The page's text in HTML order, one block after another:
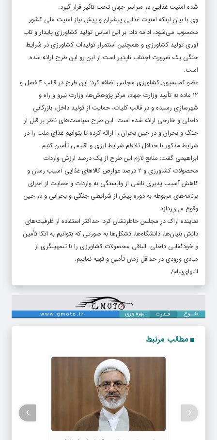
شده امنیت غذایی در سراسر جهان تحت تأثیر قرار گیرد.
وی با بیان اینکه امنیت غذایی پیشران و پیش نیاز امنیت ملی کشور
محسوب می‌شود، ادامه داد: بر این اساس تولید کشاورزی پایدار و تاب
آوری تولید کشاورزی و همچنین استمرار تولیدات کشاورزی در شرایط
جنگی یک ضرورت اجتناب ناپذیر است از این رو این طرح ارائه شده
است.
عضو کمیسیون کشاورزی مجلس اضافه کرد: این طرح در قالب ۴ فصل و
۱۲ ماده به تأیید وزارت جهاد، مرکز پژوهش‌ها، وزارت نیرو و راه و
شهرسازی رسیده و در قالب کلیات، حمایت از تولید داخل، بازرگانی
داخلی و خارجی ارائه شده است. این طرح سیاست‌های ناظر بر قبل از
جنگ و بحران و در حین بحران را ارائه کرده تا بتوانیم غذای ملت را در
شرایط مذکور با حداقل تلاطم شرایط ارزی و اقلیمی تأمین کنیم.
ابراهیمی گفت: منابع لازم این طرح از یک درصد ارزش واردات
محصولات کشاورزی و ۲ درصد عوارض کالاهای غذایی آسیب رسان و
کاهش آسیب پذیری ناشی از وابستگی به واردات و حمایت از اجرای
برنامه‌های مربوطه به دوره پیش از شرایطی جنگی و بحرانی و در حین
وقوع می‌پردازد.
نماینده اراک در مجلس خاطرنشان کرد: حداکثر استفاده از ظرفیت‌های
دانش بنیان‌ها، دانشگاه‌ها، تشکل‌ها به صورتی که بتوانیم به اتکا تأمین
و خودکفایی داخلی، الباقی محصولات کشاورزی را با تسهیلگری از
مبادی ورودی در حداقل زمان تأمین و تهیه نماییم.
انتهای‌پیام/
مطالب مرتبط
‹
›